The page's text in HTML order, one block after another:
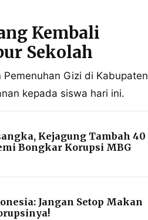
Kembali
Sekolah
Gizi di Kabupaten
kepada siswa hari ini.
Kejagung Tambah 40
Bongkar Korupsi MBG
Jangan Setop Makan